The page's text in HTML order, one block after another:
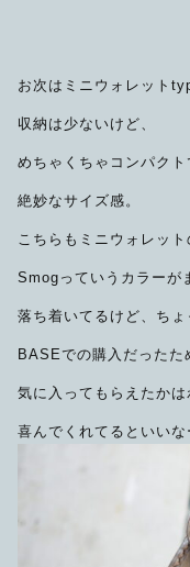
お次はミニウォレット
収納は少ないけど、
めちゃくちゃコンパク
絶妙なサイズ感。
こちらもミニウォレット
Smogっていうカラーが
落ち着いてるけど、ちょ
BASEでの購入だったた
気に入ってもらえたかは
喜んでくれてるといいな